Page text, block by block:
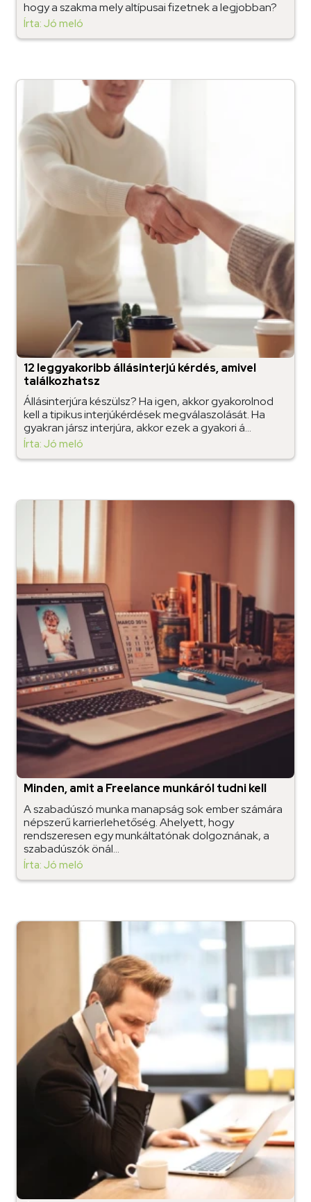
hogy a szakma mely altípusai fizetnek a legjobban?
Írta: Jó meló
12 leggyakoribb állásinterjú kérdés, amivel
találkozhatsz
Állásinterjúra készülsz? Ha igen, akkor gyakorolnod
kell a tipikus interjúkérdések megválaszolását. Ha
gyakran jársz interjúra, akkor ezek a gyakori á...
Írta: Jó meló
Minden, amit a Freelance munkáról tudni kell
A szabadúszó munka manapság sok ember számára
népszerű karrierlehetőség. Ahelyett, hogy
rendszeresen egy munkáltatónak dolgoznának, a
szabadúszók önál...
Írta: Jó meló